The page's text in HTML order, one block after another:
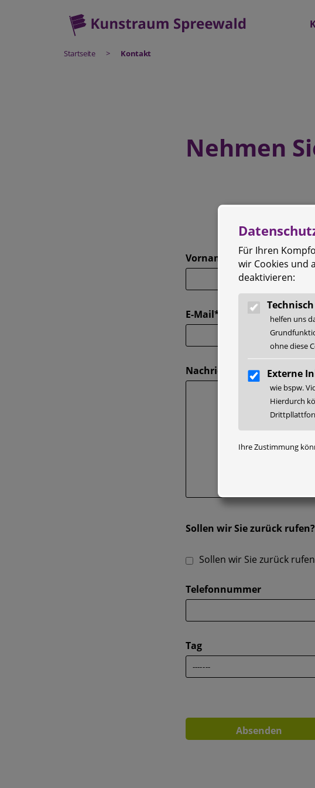
Startseite > Kontakt
Nehmen
Vorname, Name*
E-Mail*
Nachricht
Sollen wir Sie zurück rufen?
Sollen wir Sie zurück
Telefonnummer
Tag
Absenden
Für Ihren
wir Cookies und
deaktivieren:
helfen uns
ohne diese
Externe
wie bspw.
Hierdurch
Ihre Zustimmung